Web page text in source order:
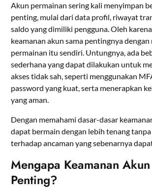
Akun permainan sering kali menyimpan
penting, mulai dari data profil, riwayat
saldo yang dimiliki pengguna. Oleh
keamanan akun sama pentingnya
permainan itu sendiri. Untungnya, ada
sederhana yang dapat dilakukan untuk
akses tidak sah, seperti menggunakan
password yang kuat, serta menerapkan
yang aman.
Dengan memahami dasar-dasar
dapat bermain dengan lebih tenang
terhadap ancaman yang sebenarnya
Mengapa Keamanan
Penting?